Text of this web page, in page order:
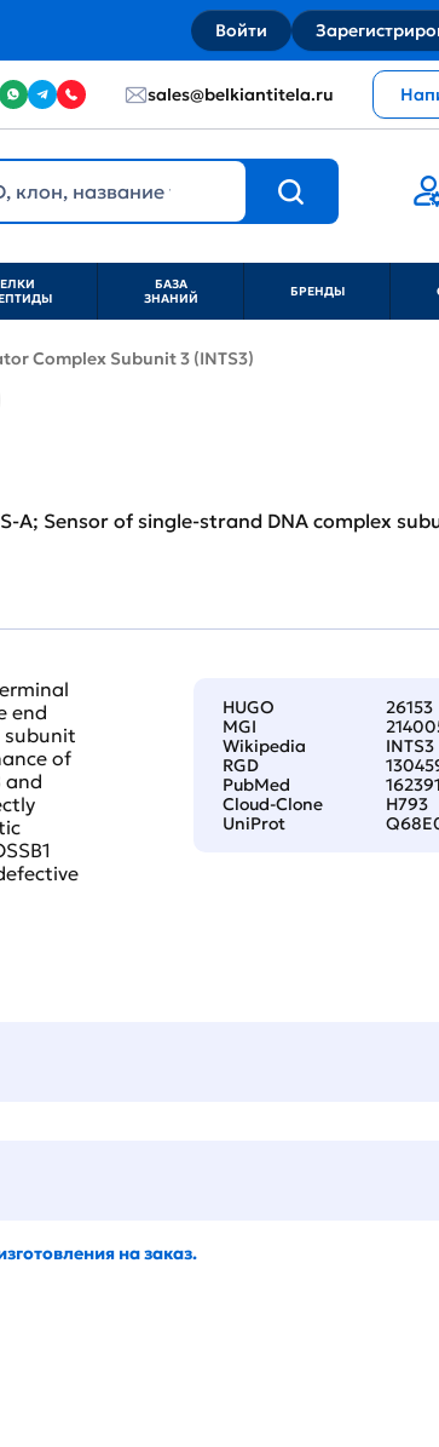
Войти
sales@belkiantitela.ru
БАЗА
ЗНАНИЙ
БРЕНДЫ
Complex Subunit 3 (INTS3)
A; Sensor of single-strand DNA complex
HUGO
26153
MGI
Wikipedia
INTS3
RGD
PubMed
Cloud-Clone
H793
UniProt
end
subunit
of
and
на заказ.